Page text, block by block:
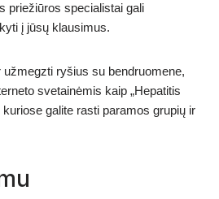
priežiūros specialistai gali
į jūsų klausimus.
ryšius su bendruomene,
svetainėmis kaip „Hepatitis
kuriose galite rasti paramos grupių ir